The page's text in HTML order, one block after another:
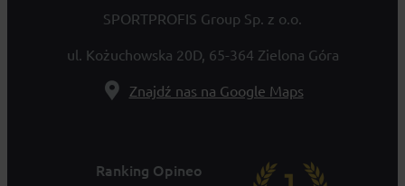
SPORTPROFIS Group Sp. z o.o.
ul. Kożuchowska 20D, 65-364 Zielona Góra
Znajdź nas na Google Maps
Ranking Opineo